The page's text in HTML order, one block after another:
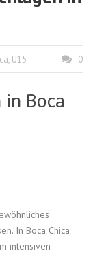
, U15 0
Boca
In Boca Chica
intensiven